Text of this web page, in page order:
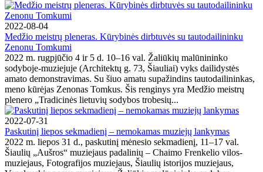
2022-08-04
Medžio meistrų pleneras. Kūrybinės dirbtuvės su tautodailininku
Zenonu Tomkumi
2022 m. rugpjūčio 4 ir 5 d. 10–16 val. Žaliūkių malūnininko
sodyboje-muziejuje (Architektų g. 73, Šiauliai) vyks dailidystės
amato demonstravimas. Su šiuo amatu supažindins tautodailininkas,
meno kūrėjas Zenonas Tomkus. Šis renginys yra Medžio meistrų
plenero „Tradicinės lietuvių sodybos trobesių...
2022-07-31
Paskutinį liepos sekmadienį – nemokamas muziejų lankymas
2022 m. liepos 31 d., paskutinį mėnesio sekmadienį, 11–17 val.
Šiaulių „Aušros“ muziejaus padalinių – Chaimo Frenkelio vilos-
muziejaus, Fotografijos muziejaus, Šiaulių istorijos muziejaus,